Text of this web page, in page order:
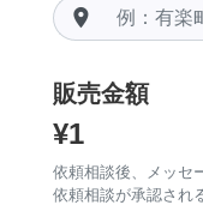
room
販売金額
¥1
依頼相談後、メッセ
依頼相談が承認され